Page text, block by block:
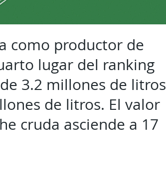
como productor de
lugar del ranking
3.2 millones de litros
de litros. El valor
cruda asciende a 17